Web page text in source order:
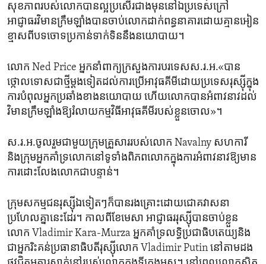
សុខភាព​របស់​លោក​បាន​ល្អ​ប្រសើរ​ជាង​មុន​នៅ​ឯ​ប្រទេសក្រៅ
អាជ្ញាធរ​វិមាន​ក្រឹមឡាំងបានចាប់​លោក​ដាក់​ពន្ធនាគារ​ដោយ​គ្មាន​អៀន​
ខ្មាសពី​បទ​ចោទប្រកាន់ទាក់​ទិន​នឹង​នយោបាយ។
លោក Ned Price អ្នកនាំពាក្យ​ក្រសួង​ការបរទេស​ស.រ.អ.«បាន​
ថ្កោលទោស​ជា​ថ្មី​ម្ដង​ទៀត​ដល់ការ​ប្រើអាវុធ​គីមីដោយ​ប្រទេស​រុស្ស៊ីក្នុង​
ការ​បំពុល​អ្នក​ប្រឆាំង​ខាង​នយោបាយ ហើយ​លោក​បាន​អំពាវនាវ​ដល់
វិមាន​ក្រឹមឡាំង​ឱ្យរំលាយ​កម្មវិធី​អាវុធ​គីមីរបស់​ខ្លួន​ចោល​»។
ស.រ.អ.ចូល​រួម​ជាមួយ​ក្រុម​គ្រួសារ​របស់​លោក​ Navalny សហការី
និងក្រុម​អ្នកគាំទ្រលោកនៅទូទាំងពិភពលោកក្នុងការ​អំពាវនាវ​ឱ្យមាន​
ការ​ដោះលែង​លោក​ជា​បន្ទាន់។​
ក្រុម​សកម្មជន​រុស្ស៊ីឯ​ទៀតៗក៏បាន​រង​គ្រោះ​ដោយ​ជោគ​វាសនា
ប្រហែលគ្នានេះ​ដែរ។ កាលពីខែ​មេសា ​អាជ្ញាធរ​រុស្ស៊ី​បាន​ចាប់ខ្លួន​
លោក​ Vladimir Kara-Murza អ្នកគាំទ្រ​លទ្ធិ​ប្រជាធិបតេយ្យនិង​
ជាអ្នក​រិះគន់​ប្រធានាធិបតី​រុស្ស៊ី​លោក Vladimir Putin នៅ​តាម​ដង​